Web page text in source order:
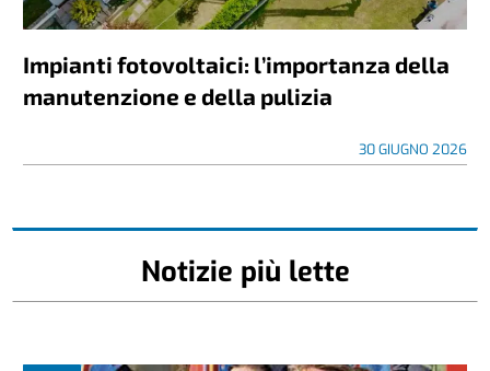
Impianti fotovoltaici: l’importanza della
manutenzione e della pulizia
30 GIUGNO 2026
Notizie più lette